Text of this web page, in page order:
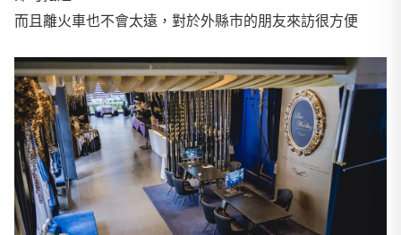
而且離火車也不會太遠，對於外縣市的朋友來訪很方便